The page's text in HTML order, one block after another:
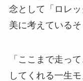
念として「ロレ
美に考えているそ
「ここまで走っ
してくれる一生